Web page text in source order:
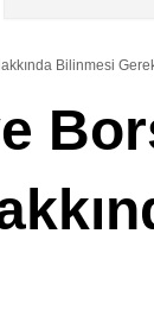
Bilinmesi